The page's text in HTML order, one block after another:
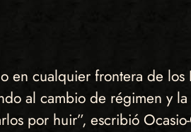
en cualquier frontera de
al cambio de régimen y
por huir”, escribió